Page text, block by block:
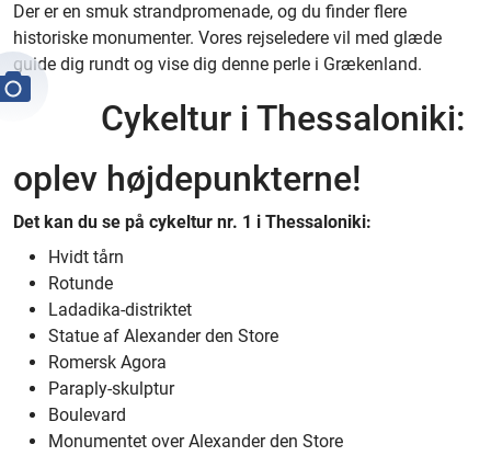
Der er en smuk strandpromenade, og du finder flere
historiske monumenter. Vores rejseledere vil med glæde
guide dig rundt og vise dig denne perle i Grækenland.
Cykeltur i Thessaloniki:
oplev højdepunkterne!
Det kan du se på cykeltur nr. 1 i Thessaloniki:
Hvidt tårn
Rotunde
Ladadika-distriktet
Statue af Alexander den Store
Romersk Agora
Paraply-skulptur
Boulevard
Monumentet over Alexander den Store